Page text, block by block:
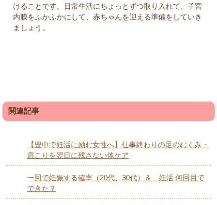
けることです。日常生活にちょっとずつ取り入れて、子宮
内膜をふかふかにして、赤ちゃんを迎える準備をしていき
ましょう。
関連記事
【豊中で妊活に励む女性へ】仕事終わりの足のむくみ・
肩こりを翌日に残さない体ケア
一回で妊娠する確率（20代、30代）＆ 妊活 何回目で
できた？